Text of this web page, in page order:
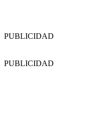
PUBLICIDAD
PUBLICIDAD